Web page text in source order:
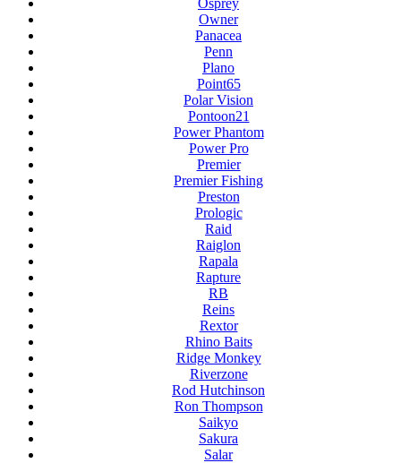
Osprey
Owner
Panacea
Penn
Plano
Point65
Polar Vision
Pontoon21
Power Phantom
Power Pro
Premier
Premier Fishing
Preston
Prologic
Raid
Raiglon
Rapala
Rapture
RB
Reins
Rextor
Rhino Baits
Ridge Monkey
Riverzone
Rod Hutchinson
Ron Thompson
Saikyo
Sakura
Salar